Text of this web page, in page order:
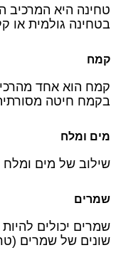
טחינה היא המרכיב
בטחינה גולמית או
קמח
קמח הוא אחד
בקמח חיטה
מים ומלח
שילוב של מים
שמרים
שמרים יכולים
שונים של שמרים